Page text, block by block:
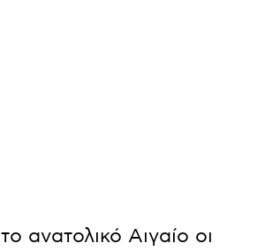
ανατολικό Αιγαίο οι